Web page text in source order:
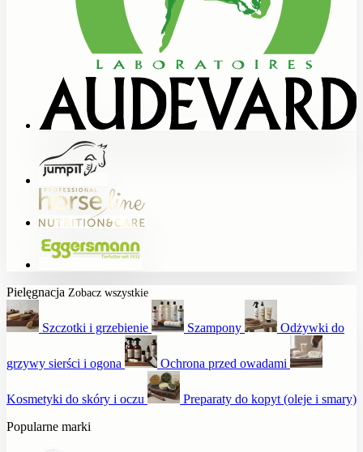
Pielęgnacja Zobacz wszystkie
Szczotki i grzebienie Szampony Odżywki do
grzywy sierści i ogona Ochrona przed owadami
Kosmetyki do skóry i oczu
Preparaty do kopyt (oleje i smary)
Popularne marki